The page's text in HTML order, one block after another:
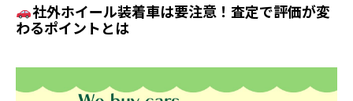
社外ホイール装着車は要注意！査定で評価が変
わるポイントとは